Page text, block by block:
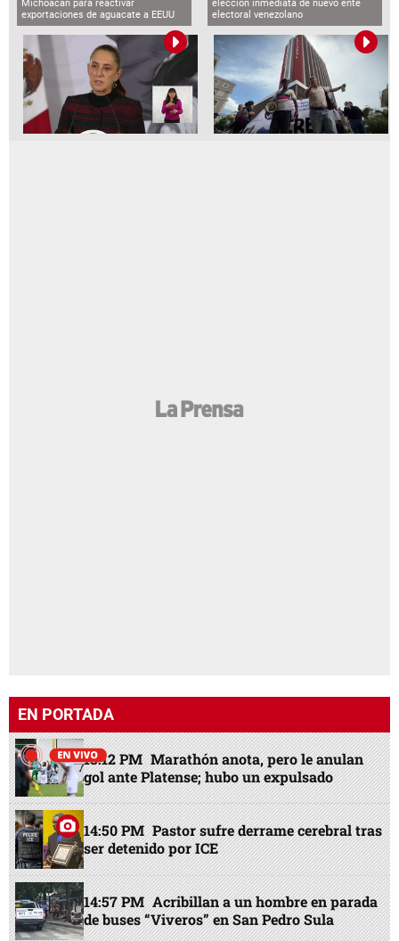
Michoacán para reactivar
exportaciones de aguacate a EEUU
elección inmediata de nuevo ente
electoral venezolano
EN PORTADA
13:12 PM Marathón anota, pero le anulan
gol ante Platense; hubo un expulsado
14:50 PM Pastor sufre derrame cerebral tras
ser detenido por ICE
14:57 PM Acribillan a un hombre en parada
de buses “Viveros” en San Pedro Sula